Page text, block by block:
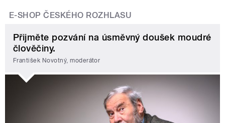
E-SHOP ČESKÉHO ROZHLASU
Přijměte pozvání na úsměvný doušek moudré
člověčiny.
František Novotný, moderátor